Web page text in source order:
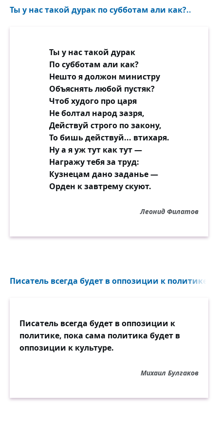
Ты у нас такой дурак по субботам али как?..
Ты у нас такой дурак
По субботам али как?
Нешто я должон министру
Объяснять любой пустяк?
Чтоб худого про царя
Не болтал народ зазря,
Действуй строго по закону,
То бишь действуй... втихаря.
Ну а я уж тут как тут —
Награжу тебя за труд:
Кузнецам дано заданье —
Орден к завтрему скуют.
Леонид Филатов
Писатель всегда будет в оппозиции к политике...
Писатель всегда будет в оппозиции к
политике, пока сама политика будет в
оппозиции к культуре.
Михаил Булгаков